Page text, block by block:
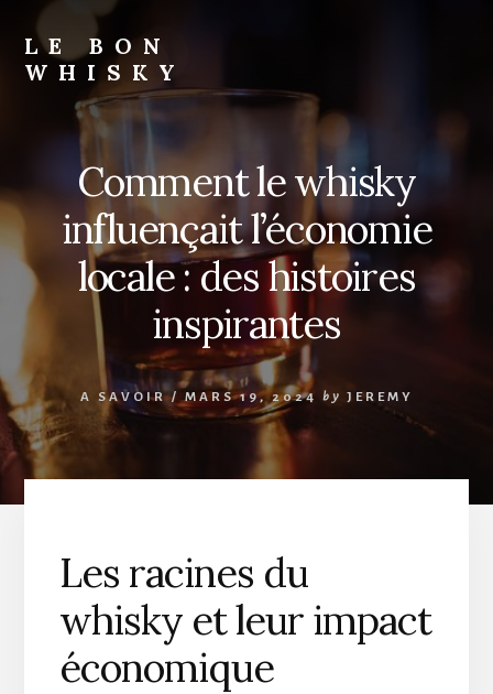
content
LE BON
WHISKY
Comment le whisky
influençait l’économie
locale : des histoires
inspirantes
A SAVOIR/ MARS 19, 2024 by JEREMY
Les racines du
whisky et leur impact
économique